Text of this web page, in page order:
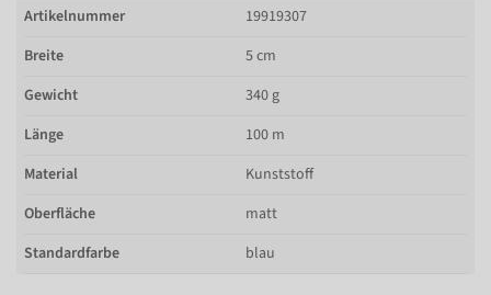
Artikelnummer
19919307
Breite
5 cm
Gewicht
340 g
Länge
100 m
Material
Kunststoff
Oberfläche
matt
Standardfarbe
blau